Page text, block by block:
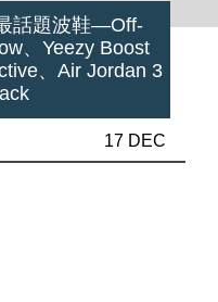
話題波鞋—Off-
、Yeezy Boost
、Air Jordan 3
17 DEC